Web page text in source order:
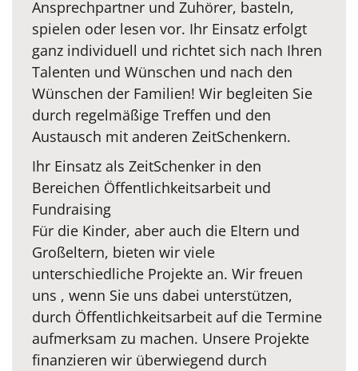
Ansprechpartner und Zuhörer, basteln,
spielen oder lesen vor. Ihr Einsatz erfolgt
ganz individuell und richtet sich nach Ihren
Talenten und Wünschen und nach den
Wünschen der Familien! Wir begleiten Sie
durch regelmäßige Treffen und den
Austausch mit anderen ZeitSchenkern.
Ihr Einsatz als ZeitSchenker in den
Bereichen Öffentlichkeitsarbeit und
Fundraising
Für die Kinder, aber auch die Eltern und
Großeltern, bieten wir viele
unterschiedliche Projekte an. Wir freuen
uns , wenn Sie uns dabei unterstützen,
durch Öffentlichkeitsarbeit auf die Termine
aufmerksam zu machen. Unsere Projekte
finanzieren wir überwiegend durch